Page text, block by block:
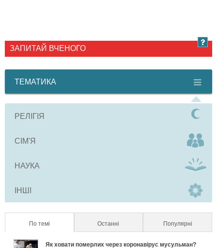
ЗАПИТАЙ ВЧЕНОГО
ТЕМАТИКА
РЕЛІГІЯ
СІМ'Я
НАУКА
ІНШІ
По темі (активна вкладка)Останні Популярні
Як ховати померлих через коронавірус мусульман?